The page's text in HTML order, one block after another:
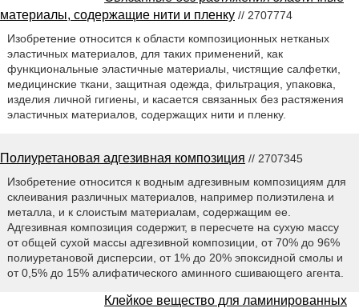
материалы, содержащие нити и пленку // 2707774
Изобретение относится к области композиционных нетканых
эластичных материалов, для таких применений, как
функциональные эластичные материалы, чистящие салфетки,
медицинские ткани, защитная одежда, фильтрация, упаковка,
изделия личной гигиены, и касается связанных без растяжения
эластичных материалов, содержащих нити и пленку.
Полиуретановая адгезивная композиция // 2707345
Изобретение относится к водным адгезивным композициям для
склеивания различных материалов, например полиэтилена и
металла, и к слоистым материалам, содержащим ее.
Адгезивная композиция содержит, в пересчете на сухую массу
от общей сухой массы адгезивной композиции, от 70% до 96%
полиуретановой дисперсии, от 1% до 20% эпоксидной смолы и
от 0,5% до 15% алифатического аминного сшивающего агента.
Клейкое вещество для ламинированных